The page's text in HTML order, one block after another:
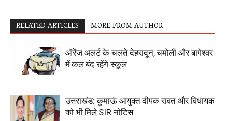
RELATED ARTICLES MORE FROM AUTHOR
ऑरेंज अलर्ट के चलते देहरादून, चमोली और बागेश्वर
में कल बंद रहेंगे स्कूल
उत्तराखंड: कुमाऊं आयुक्त दीपक रावत और विधायक
को भी मिले SIR नोटिस